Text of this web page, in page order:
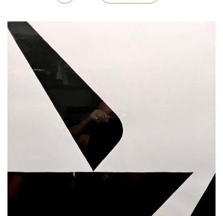
Medien
Kontakt
einloggen